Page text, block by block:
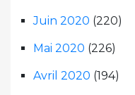
Juin 2020 (220)
Mai 2020 (226)
Avril 2020 (194)